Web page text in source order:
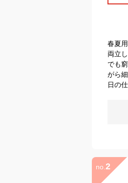
春夏
両立
でも
がら
日の
no. 2